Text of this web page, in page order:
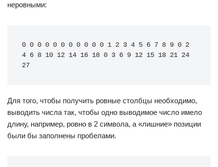
неровными:
0 0 0 0 0 0 0 0 0 0 0 1 2 3 4 5 6 7 8 9 0 2
4 6 8 10 12 14 16 18 0 3 6 9 12 15 18 21 24
27
Для того, чтобы получить ровные столбцы необходимо,
выводить числа так, чтобы одно выводимое число имело
длину, например, ровно в 2 символа, а «лишние» позиции
были бы заполнены пробелами.